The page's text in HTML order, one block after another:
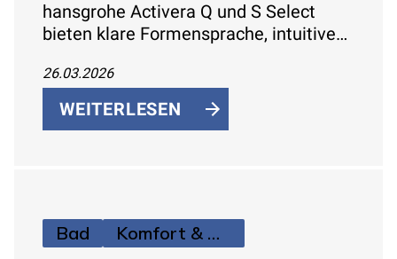
hansgrohe Activera Q und S Select
bieten klare Formensprache, intuitive
EcoSmart-Technologie und flexible
Montage – für energiegeladenes
Duschen und entspannte Auszeiten.
26.03.2026
WEITERLESEN
Bad Komfort & Hygiene